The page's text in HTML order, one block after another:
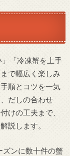
」「冷凍蟹を上手
で幅広く楽しみ
順とコツを一気
だしの合わせ
けの工夫まで、
説します。
ンに数十件の蟹